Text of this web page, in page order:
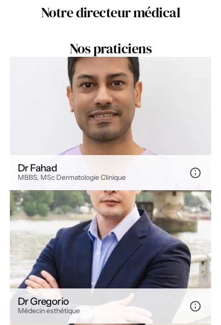
Notre directeur médical
Nos praticiens
Dr Fahad
MBBS, MSc Dermatologie Clinique
Dr Gregorio
Médecin esthétique